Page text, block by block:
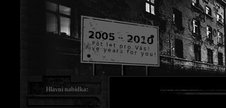
Hlavní nabídka: